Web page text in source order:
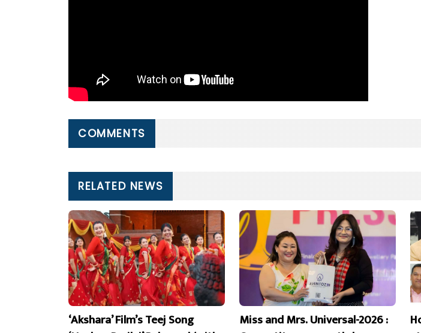
COMMENTS
RELATED NEWS
‘Akshara’ Film’s Teej Song
Miss and Mrs. Universal-2026 :